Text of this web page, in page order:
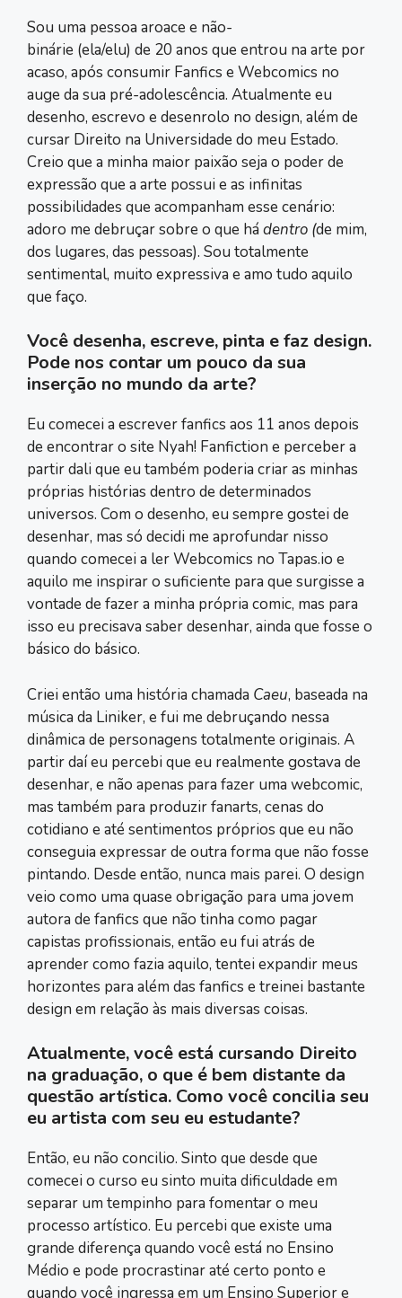
Sou uma pessoa aroace e não-
binárie (ela/elu) de 20 anos que entrou na arte por
acaso, após consumir Fanfics e Webcomics no
auge da sua pré-adolescência. Atualmente eu
desenho, escrevo e desenrolo no design, além de
cursar Direito na Universidade do meu Estado.
Creio que a minha maior paixão seja o poder de
expressão que a arte possui e as infinitas
possibilidades que acompanham esse cenário:
adoro me debruçar sobre o que há dentro (de mim,
dos lugares, das pessoas). Sou totalmente
sentimental, muito expressiva e amo tudo aquilo
que faço.
Você desenha, escreve, pinta e faz design.
Pode nos contar um pouco da sua
inserção no mundo da arte?
Eu comecei a escrever fanfics aos 11 anos depois
de encontrar o site Nyah! Fanfiction e perceber a
partir dali que eu também poderia criar as minhas
próprias histórias dentro de determinados
universos. Com o desenho, eu sempre gostei de
desenhar, mas só decidi me aprofundar nisso
quando comecei a ler Webcomics no Tapas.io e
aquilo me inspirar o suficiente para que surgisse a
vontade de fazer a minha própria comic, mas para
isso eu precisava saber desenhar, ainda que fosse o
básico do básico.
Criei então uma história chamada Caeu, baseada na
música da Liniker, e fui me debruçando nessa
dinâmica de personagens totalmente originais. A
partir daí eu percebi que eu realmente gostava de
desenhar, e não apenas para fazer uma webcomic,
mas também para produzir fanarts, cenas do
cotidiano e até sentimentos próprios que eu não
conseguia expressar de outra forma que não fosse
pintando. Desde então, nunca mais parei. O design
veio como uma quase obrigação para uma jovem
autora de fanfics que não tinha como pagar
capistas profissionais, então eu fui atrás de
aprender como fazia aquilo, tentei expandir meus
horizontes para além das fanfics e treinei bastante
design em relação às mais diversas coisas.
Atualmente, você está cursando Direito
na graduação, o que é bem distante da
questão artística. Como você concilia seu
eu artista com seu eu estudante?
Então, eu não concilio. Sinto que desde que
comecei o curso eu sinto muita dificuldade em
separar um tempinho para fomentar o meu
processo artístico. Eu percebi que existe uma
grande diferença quando você está no Ensino
Médio e pode procrastinar até certo ponto e
quando você ingressa em um Ensino Superior e